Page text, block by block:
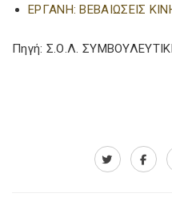
ΕΡΓΑΝΗ: ΒΕΒΑΙΩΣΕΙΣ
Πηγή: Σ.Ο.Λ.